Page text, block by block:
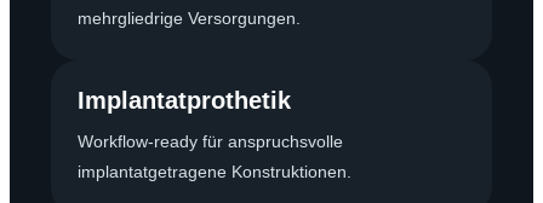
mehrgliedrige Versorgungen.
Implantatprothetik
Workflow-ready für anspruchsvolle
implantatgetragene Konstruktionen.